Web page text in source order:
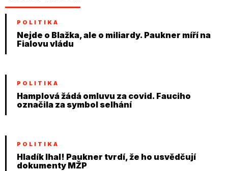
POLITIKA
Nejde o Blažka, ale o miliardy. Paukner míří na
Fialovu vládu
POLITIKA
Hamplová žádá omluvu za covid. Fauciho
označila za symbol selhání
POLITIKA
Hladík lhal! Paukner tvrdí, že ho usvědčují
dokumenty MŽP